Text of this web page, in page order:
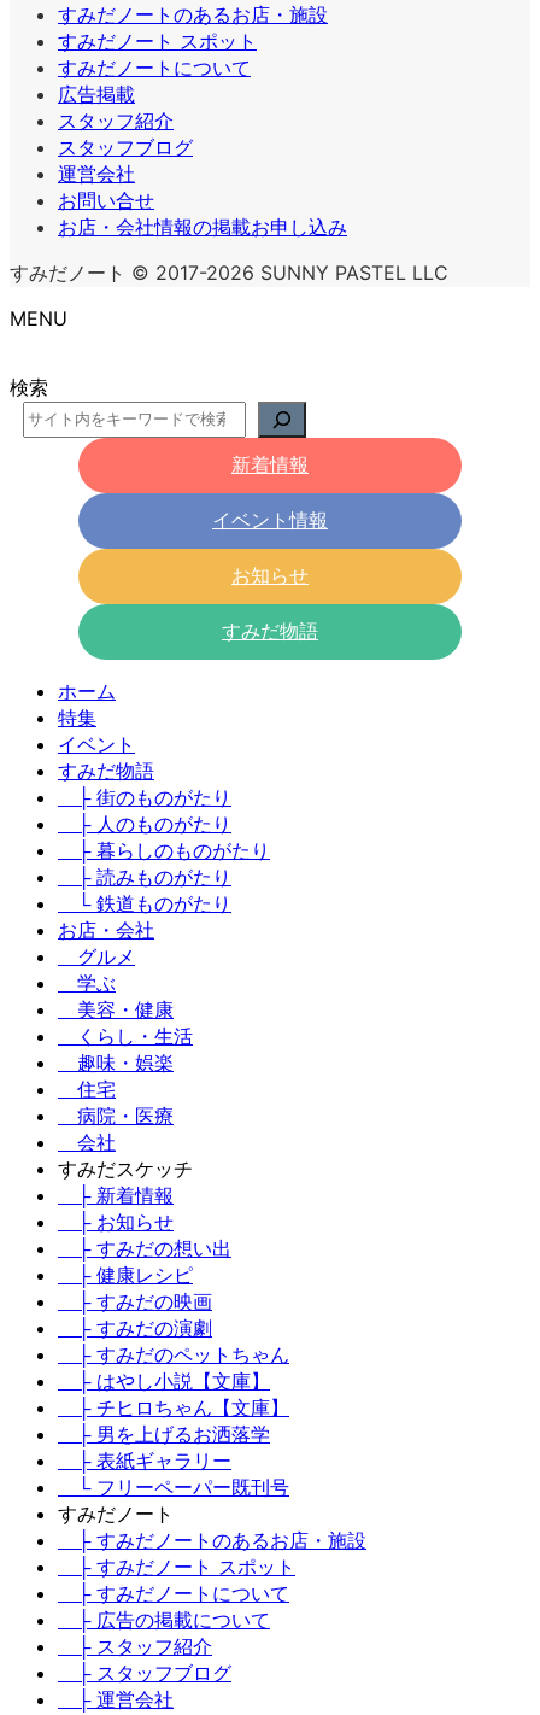
すみだノートのあるお店・施設
すみだノート スポット
すみだノートについて
広告掲載
スタッフ紹介
スタッフブログ
運営会社
お問い合せ
お店・会社情報の掲載お申し込み
すみだノート © 2017-2026 SUNNY PASTEL LLC
MENU
検索
新着情報
イベント情報
お知らせ
すみだ物語
ホーム
特集
イベント
すみだ物語
├ 街のものがたり
├ 人のものがたり
├ 暮らしのものがたり
├ 読みものがたり
└ 鉄道ものがたり
お店・会社
グルメ
学ぶ
美容・健康
くらし・生活
趣味・娯楽
住宅
病院・医療
会社
すみだスケッチ
├ 新着情報
├ お知らせ
├ すみだの想い出
├ 健康レシピ
├ すみだの映画
├ すみだの演劇
├ すみだのペットちゃん
├ はやし小説【文庫】
├ チヒロちゃん【文庫】
├ 男を上げるお洒落学
├ 表紙ギャラリー
└ フリーペーパー既刊号
すみだノート
├ すみだノートのあるお店・施設
├ すみだノート スポット
├ すみだノートについて
├ 広告の掲載について
├ スタッフ紹介
├ スタッフブログ
├ 運営会社